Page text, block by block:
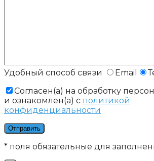
Удобный способ связи Email
Cогласен(а) на обработку
и ознакомлен(а) с политикой
конфиденциальности
* поля обязательные для